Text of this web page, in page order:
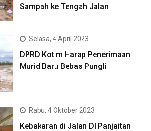
Sampah ke Tengah Jalan
Selasa, 4 April 2023
DPRD Kotim Harap Penerimaan
Murid Baru Bebas Pungli
Rabu, 4 Oktober 2023
Kebakaran di Jalan DI Panjaitan